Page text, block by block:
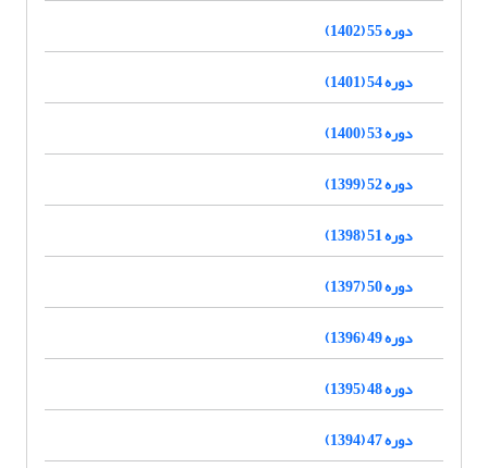
دوره 55 (1402)
دوره 54 (1401)
دوره 53 (1400)
دوره 52 (1399)
دوره 51 (1398)
دوره 50 (1397)
دوره 49 (1396)
دوره 48 (1395)
دوره 47 (1394)